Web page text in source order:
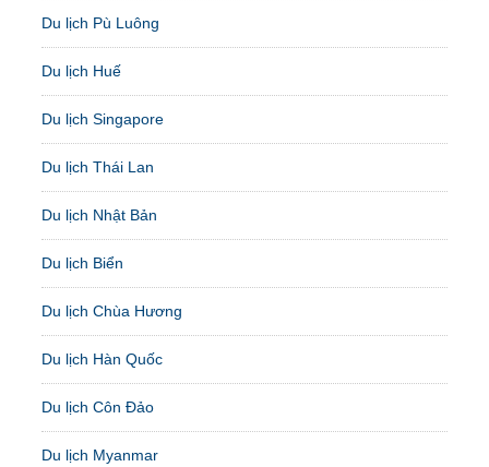
Du lịch Pù Luông
Du lịch Huế
Du lịch Singapore
Du lịch Thái Lan
Du lịch Nhật Bản
Du lịch Biển
Du lịch Chùa Hương
Du lịch Hàn Quốc
Du lịch Côn Đảo
Du lịch Myanmar